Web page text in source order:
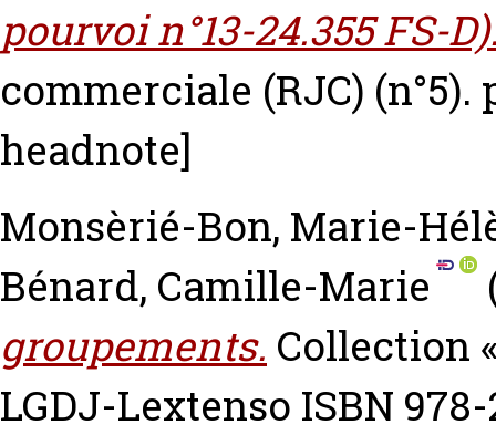
pourvoi n°13-24.355 FS-
commerciale (RJC) (n°5).
headnote]
Monsèrié-Bon, Marie-
Bénard, Camille-Marie
groupements. Collection
LGDJ-Lextenso ISBN